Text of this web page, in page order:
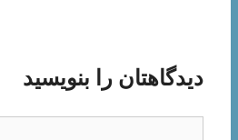
دیدگاهتان را بنویسید